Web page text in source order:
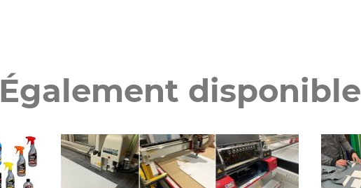
Également disponible